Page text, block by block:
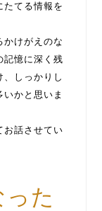
たてる情報を
かけがえのな
記憶に深く残
、しっかりし
かと思いま
お話させてい
った